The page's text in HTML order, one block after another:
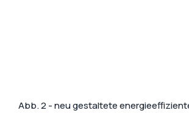
Abb. 2 - neu gestaltete